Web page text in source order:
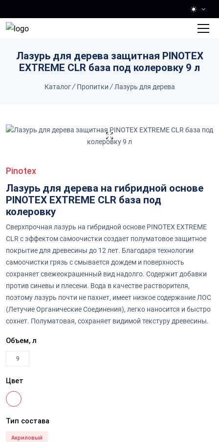
Лазурь для дерева защитная PINOTEX
EXTREME CLR база под колеровку 9 л
Каталог/ Пропитки / Лазурь для дерева
Pinotex
Лазурь для дерева на гибридной основе
PINOTEX EXTREME CLR база под
колеровку
Сверхпрочная лазурь на гибридной основе PINOTEX EXTREME
CLR с эффектом самоочистки создает полуматовое защитное
покрытие для древесины до 12 лет. Благодаря технологии
самоочистки грязь с смывается дождем и поверхность
сохраняет свежеокрашенный вид надолго. Содержит добавки
против синевы и плесени. Вода в качестве растворителя,
поэтому лазурь почти не пахнет, имеет низкое содержание ЛОС
(Летучие Органические Соединения), легко наносится и быстро
сохнет. Полуматовая, сохраняет видимой текстуру древесины.
Объем, л
9
Цвет
Тип состава
Акриловый